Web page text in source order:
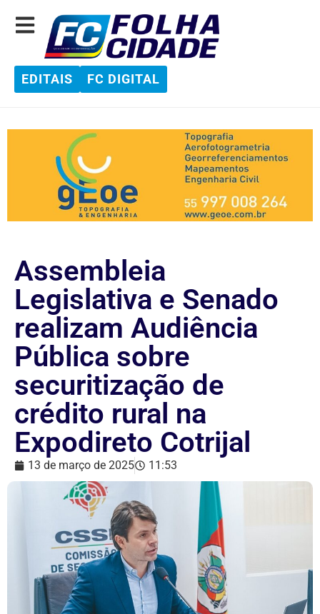
EDITAIS FC DIGITAL
Assembleia
Legislativa e Senado
realizam Audiência
Pública sobre
securitização de
crédito rural na
Expodireto Cotrijal
13 de março de 2025 11:53